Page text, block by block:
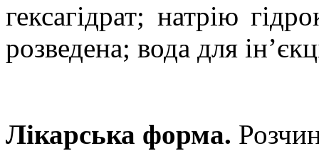
гексагідрат; натрію
розведена; вода для
Лікарська форма.